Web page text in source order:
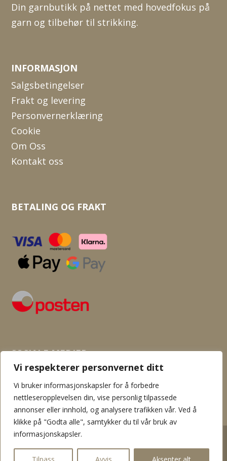
Vi respekterer personvernet ditt
Vi bruker informasjonskapsler for å forbedre
nettleseropplevelsen din, vise personlig tilpassede
annonser eller innhold, og analysere trafikken vår. Ved å
klikke på "Godta alle", samtykker du til vår bruk av
informasjonskapsler.
Din garnbutikk på nettet med hovedfokus på
garn og tilbehør til strikking.
INFORMASJON
Salgsbetingelser
Frakt og levering
Personvernerklæring
Cookie
Om Oss
Kontakt oss
BETALING OG FRAKT
SOSIALE MEDIER
2026 © Flamingo garn og hobby. Innholdet er beskyttet av